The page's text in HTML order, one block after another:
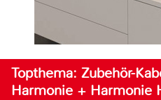
Topthema: Zubehör-
Harmonie + Harmonie